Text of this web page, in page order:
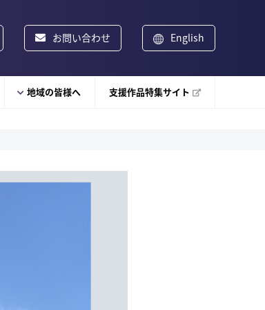
お問い合わせ English
地域の皆様へ 支援作品特集サイト